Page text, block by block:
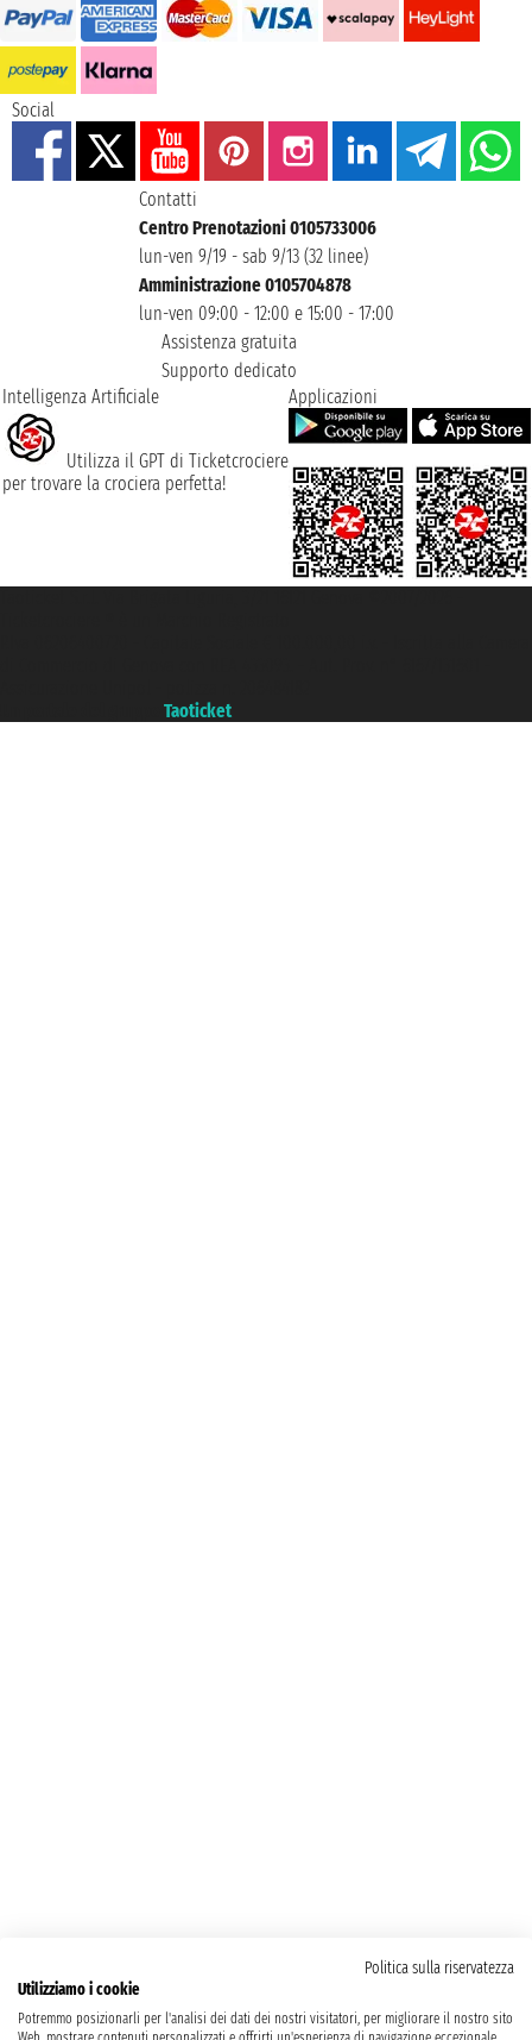
Social
Contatti
Centro Prenotazioni 0105733006
lun-ven 9/19 - sab 9/13 (32 linee)
Amministrazione 0105704878
lun-ven 09:00 - 12:00 e 15:00 - 17:00
Assistenza gratuita
Supporto dedicato
Intelligenza Artificiale
Utilizza il GPT di Ticketcrociere
per trovare la crociera perfetta!
Applicazioni
Taoticket
Politica sulla riservatezza
Utilizziamo i cookie
Potremmo posizionarli per l'analisi dei dati dei nostri visitatori, per migliorare il nostro sito